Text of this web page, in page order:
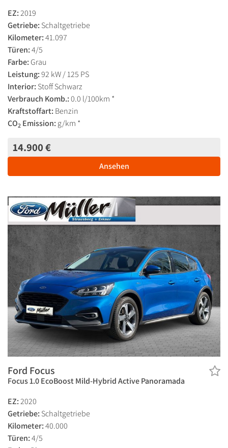
EZ:2019
Getriebe: Schaltgetriebe
Kilometer:41.097
Türen:4/5
Farbe: Grau
Leistung:92 kW / 125 PS
Interior: Stoff Schwarz
Verbrauch Komb.:0.0 l/100km *
Kraftstoffart: Benzin
CO2 Emission: g/km *
14.900 €
Ansehen
Ford Focus
Focus 1.0 EcoBoost Mild-Hybrid Active Panoramada
EZ:2020
Getriebe: Schaltgetriebe
Kilometer:40.000
Türen:4/5